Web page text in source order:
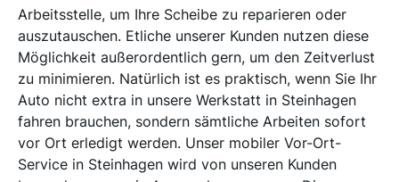
Arbeitsstelle, um Ihre Scheibe zu reparieren oder
auszutauschen. Etliche unserer Kunden nutzen diese
Möglichkeit außerordentlich gern, um den Zeitverlust
zu minimieren. Natürlich ist es praktisch, wenn Sie Ihr
Auto nicht extra in unsere Werkstatt in Steinhagen
fahren brauchen, sondern sämtliche Arbeiten sofort
vor Ort erledigt werden. Unser mobiler Vor-Ort-
Service in Steinhagen wird von unseren Kunden